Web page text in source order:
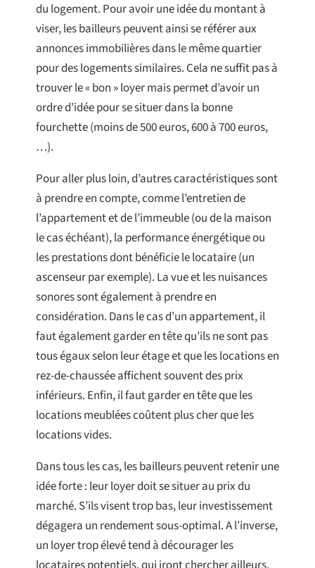
du logement. Pour avoir une idée du montant à
viser, les bailleurs peuvent ainsi se référer aux
annonces immobilières dans le même quartier
pour des logements similaires. Cela ne suffit pas à
trouver le « bon » loyer mais permet d’avoir un
ordre d’idée pour se situer dans la bonne
fourchette (moins de 500 euros, 600 à 700 euros,
…).
Pour aller plus loin, d’autres caractéristiques sont
à prendre en compte, comme l’entretien de
l’appartement et de l’immeuble (ou de la maison
le cas échéant), la performance énergétique ou
les prestations dont bénéficie le locataire (un
ascenseur par exemple). La vue et les nuisances
sonores sont également à prendre en
considération. Dans le cas d’un appartement, il
faut également garder en tête qu’ils ne sont pas
tous égaux selon leur étage et que les locations en
rez-de-chaussée affichent souvent des prix
inférieurs. Enfin, il faut garder en tête que les
locations meublées coûtent plus cher que les
locations vides.
Dans tous les cas, les bailleurs peuvent retenir une
idée forte : leur loyer doit se situer au prix du
marché. S’ils visent trop bas, leur investissement
dégagera un rendement sous-optimal. A l’inverse,
un loyer trop élevé tend à décourager les